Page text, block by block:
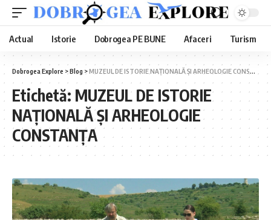
Actual Istorie Dobrogea PE BUNE Afaceri Turism
Dobrogea Explore >Blog >MUZEUL DE ISTORIE NAȚIONALĂ ȘI ARHEOLOGIE CONSTANȚA
Etichetă: MUZEUL DE ISTORIE
NAȚIONALĂ ȘI ARHEOLOGIE
CONSTANȚA